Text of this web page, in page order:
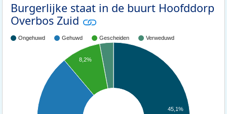
Burgerlijke staat in de buurt Hoofddorp
Overbos Zuid
Ongehuwd Gehuwd Gescheiden Verweduwd
45,1%
8,2%